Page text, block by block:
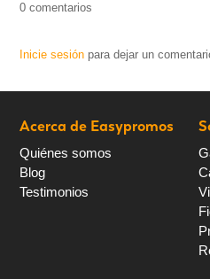
0 comentarios
Inicie sesión para dejar un
Acerca de Easypromos
Quiénes somos
Blog
Testimonios